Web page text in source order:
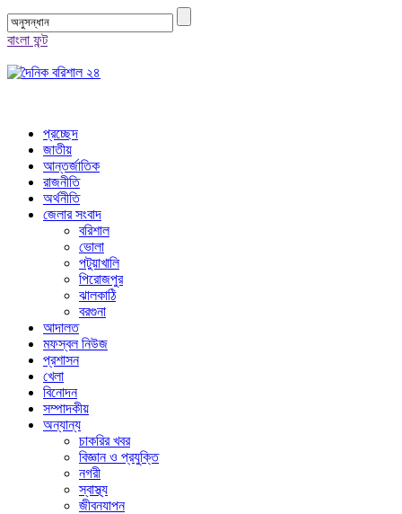
বাংলা ফন্ট
প্রচ্ছেদ
জাতীয়
আন্তর্জাতিক
রাজনীতি
অর্থনীতি
জেলার সংবাদ
বরিশাল
ভোলা
পটুয়াখালি
পিরোজপুর
ঝালকাঠি
বরগুনা
আদালত
মফস্বল নিউজ
প্রশাসন
খেলা
বিনোদন
সম্পাদকীয়
অন্যান্য
চাকরির খবর
বিজ্ঞান ও প্রযুক্তি
নগরী
স্বাস্থ্য
জীবনযাপন